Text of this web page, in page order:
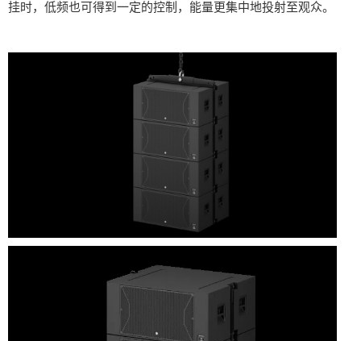
挂时，低频也可得到一定的控制，能量更集中地投射至观众。